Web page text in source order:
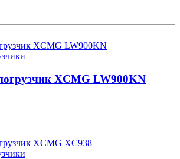
XCMG LW900KN